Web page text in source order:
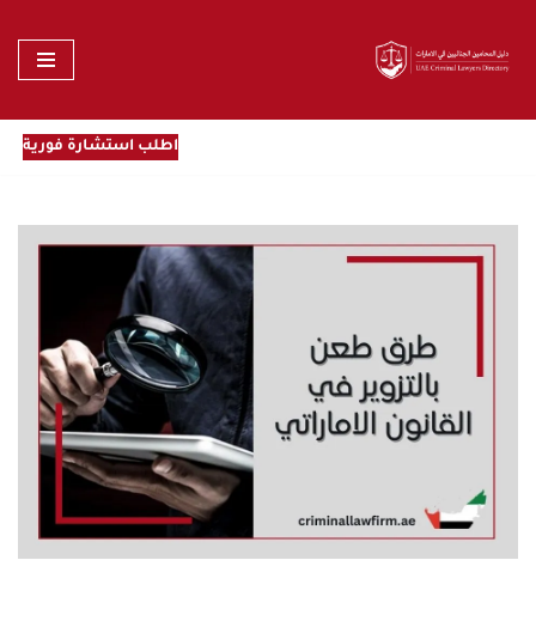
تخطى
اطلب استشارة فورية